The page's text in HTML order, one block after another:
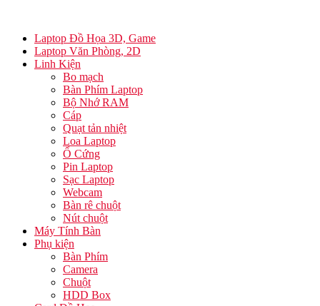
Laptop Đồ Họa 3D, Game
Laptop Văn Phòng, 2D
Linh Kiện
Bo mạch
Bàn Phím Laptop
Bộ Nhớ RAM
Cáp
Quạt tản nhiệt
Loa Laptop
Ổ Cứng
Pin Laptop
Sạc Laptop
Webcam
Bàn rê chuột
Nút chuột
Máy Tính Bàn
Phụ kiện
Bàn Phím
Camera
Chuột
HDD Box